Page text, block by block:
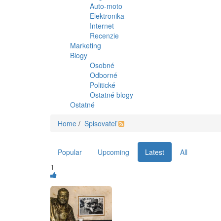
Auto-moto
Elektronika
Internet
Recenzie
Marketing
Blogy
Osobné
Odborné
Politické
Ostatné blogy
Ostatné
Home / Spisovateľ
Popular Upcoming Latest
All
1